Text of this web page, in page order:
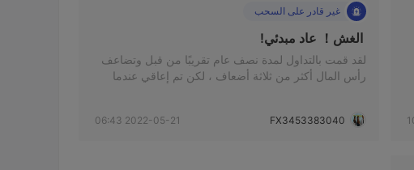
غير قادر على السحب
الغش！ عاد مبدئي!
لقد قمت بالتداول لمدة نصف عام تقريبًا من قبل وتضاعف
رأس المال أكثر من ثلاثة أضعاف ، لكن تم إعاقي عندما
تنخدع!FX3453383040
2022-05-21 06:43